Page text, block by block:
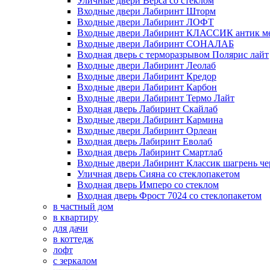
Входные двери Лабиринт Шторм
Входные двери Лабиринт ЛОФТ
Входные двери Лабиринт КЛАССИК антик
Входные двери Лабиринт СОНАЛАБ
Входная дверь с терморазрывом Полярис лайт
Входные двери Лабиринт Леолаб
Входные двери Лабиринт Кредор
Входные двери Лабиринт Карбон
Входные двери Лабиринт Термо Лайт
Входная дверь Лабиринт Скайлаб
Входные двери Лабиринт Кармина
Входные двери Лабиринт Орлеан
Входная дверь Лабиринт Еволаб
Входная дверь Лабиринт Смартлаб
Входные двери Лабиринт Классик шагрень
Уличная дверь Сияна со стеклопакетом
Входная дверь Имперо со стеклом
Входная дверь Фрост 7024 со стеклопакетом
в частный дом
в квартиру
для дачи
в коттедж
лофт
с зеркалом